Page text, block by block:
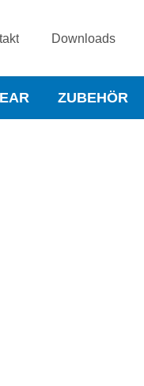
Downloads
ZUBEHÖR